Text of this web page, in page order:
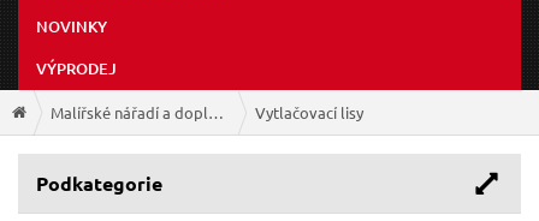
NOVINKY
VÝPRODEJ
Malířské nářadí a doplňky Vytlačovací lisy
Podkategorie